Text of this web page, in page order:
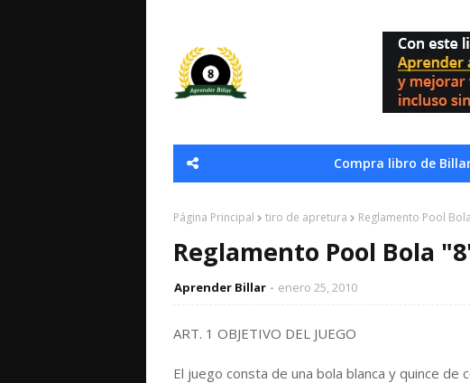
Compra libro de
Página Principal tiro de apretura Reglamento Pool
Reglamento Pool Bola
Aprender Billar enero 25, 2010
ART. 1 OBJETIVO DEL JUEGO
El juego consta de una bola blanca y quince de